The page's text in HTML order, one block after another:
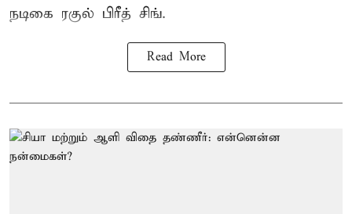
நடிகை ரகுல் பிரீத் சிங்.
Read More